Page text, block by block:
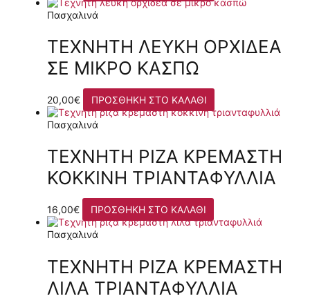
Πασχαλινά
ΤΕΧΝΗΤΉ ΛΕΥΚΉ ΟΡΧΙΔΈΑ
ΣΕ ΜΙΚΡΌ ΚΑΣΠΏ
20,00€ ΠΡΟΣΘΉΚΗ ΣΤΟ ΚΑΛΆΘΙ
Πασχαλινά
ΤΕΧΝΗΤΉ ΡΊΖΑ ΚΡΕΜΑΣΤΉ
ΚΌΚΚΙΝΗ ΤΡΙΑΝΤΑΦΥΛΛΙΆ
16,00€ ΠΡΟΣΘΉΚΗ ΣΤΟ ΚΑΛΆΘΙ
Πασχαλινά
ΤΕΧΝΗΤΉ ΡΊΖΑ ΚΡΕΜΑΣΤΉ
ΛΙΛΆ ΤΡΙΑΝΤΑΦΥΛΛΙΆ